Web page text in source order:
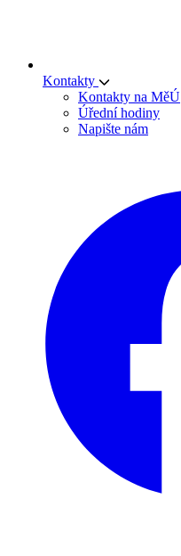
Kontakty
Kontakty na MěÚ
Úřední hodiny
Napište nám